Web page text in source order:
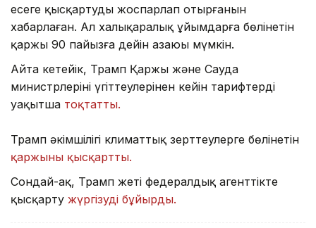
есеге қысқартуды жоспарлап отырғанын
хабарлаған. Ал халықаралық ұйымдарға бөлінетін
қаржы 90 пайызға дейін азаюы мүмкін.
Айта кетейік, Трамп Қаржы және Сауда
министрлерінің үгіттеулерінен кейін тарифтерді
уақытша тоқтатты.
Трамп әкімшілігі климаттық зерттеулерге бөлінетін
қаржыны қысқартты.
Сондай-ақ, Трамп жеті федералдық агенттікте
қысқарту жүргізуді бұйырды.